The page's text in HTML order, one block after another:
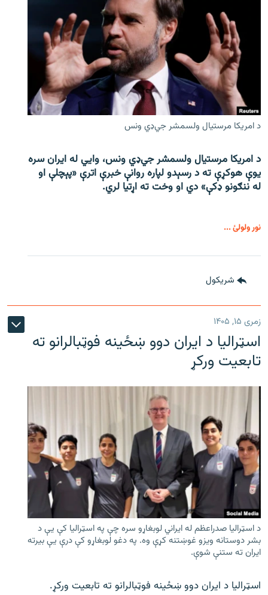
د امریکا مرستیال ولسمشر جي‌ډي ونس
د امریکا مرستیال ولسمشر جي‌ډي ونس، وايي له ایران سره
یوې هوکړې ته د رسېدو لپاره روانې خبرې اترې «پېچلې او
له ننګونو ډکې» دي او وخت ته اړتیا لري.
نور ولولئ ...
شريکول
زمری ۱۵, ۱۴۰۵
اسټرالیا د ایران دوو ښځینه فوټبالرانو ته
تابعیت ورکړ
د اسټرالیا صدراعظم له ایراني لوبغاړو سره چې په اسټرالیا کې يې د
بشر دوستانه ویزو غوښتنه کړې وه. په دغو لوبغاړو کې درې يې بیرته
ایران ته ستنې شوې.
اسټرالیا د ایران دوو ښځینه فوټبالرانو ته تابعیت ورکړ.